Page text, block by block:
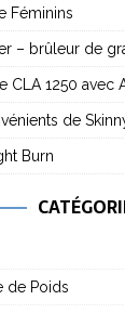
Féminins
– brûleur de
CLA 1250 avec
de
Burn
de Poids